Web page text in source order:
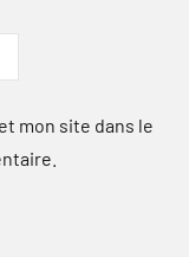
mon site dans le